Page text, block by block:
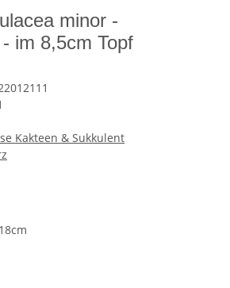
minor -
im 8,5cm Topf
Kakteen & Sukkulent